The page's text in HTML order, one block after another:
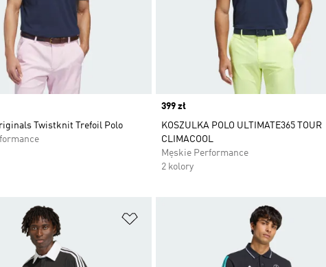
Twistknit Trefoil Polo
Price
399 zł
KOSZULKA POLO ULTIMATE365 TOUR
CLIMACOOL
Męskie Performance
2 kolory